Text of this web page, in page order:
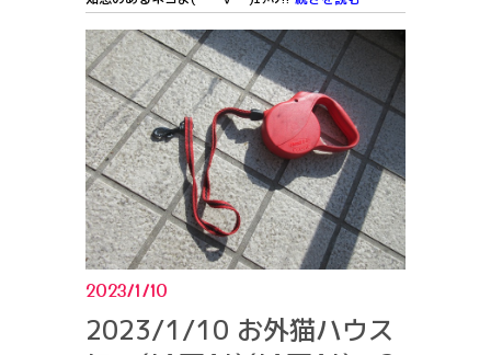
2023/1/10
2023/1/10 お外猫ハウス